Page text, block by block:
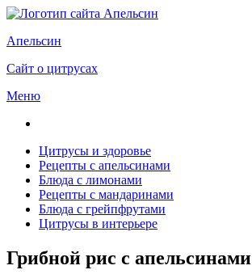
Апельсин
Сайт о цитрусах
Меню
Цитрусы и здоровье
Рецепты с апельсинами
Блюда с лимонами
Рецепты с мандаринами
Блюда с грейпфрутами
Цитрусы в интерьере
Грибной рис с апельсинами